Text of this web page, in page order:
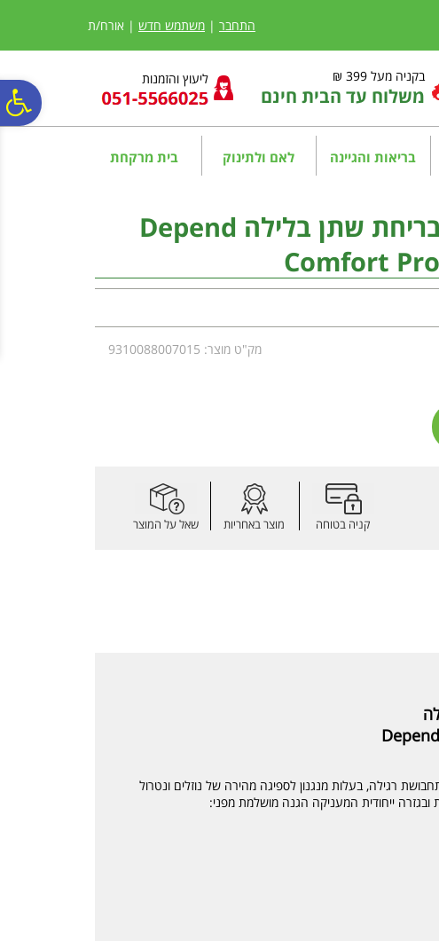
נגישות
אתר
המרכזי התחבר | משתמש חדש | אורח/ת
בקניה מעל 399 ₪
משלוח עד הבית חינם
ליעוץ והזמנות
בריאות והגיינה לאם ולתינוק בית מרקחת
דיפנד תחבושות לבריחת שתן בלילה Depend
Comfort
מק"ט מוצר: 9310088007015
קניה בטוחה מוצר באחריות שאל על המוצר
תחושת יובש אולטימטיבית פי 3 מתחבושת רגילה, בעלות מנגנון לספיגה מהירה של נוזלים ונטרול
ובגזרה ייחודית המעניקה הגנה מושלמת מפני: